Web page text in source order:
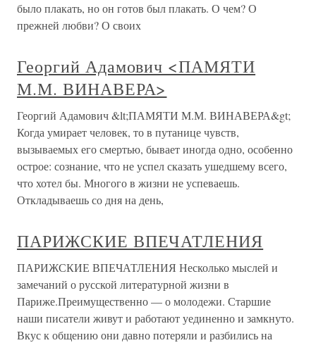
было плакать, но он готов был плакать. О чем? О
прежней любви? О своих
Георгий Адамович <ПАМЯТИ
М.М. ВИНАВЕРА>
Георгий Адамович &lt;ПАМЯТИ М.М. ВИНАВЕРА&gt;
Когда умирает человек, то в путанице чувств,
вызываемых его смертью, бывает иногда одно, особенно
острое: сознание, что не успел сказать ушедшему всего,
что хотел бы. Многого в жизни не успеваешь.
Откладываешь со дня на день,
ПАРИЖСКИЕ ВПЕЧАТЛЕНИЯ
ПАРИЖСКИЕ ВПЕЧАТЛЕНИЯ Несколько мыслей и
замечаний о русской литературной жизни в
Париже.Преимущественно — о молодежи. Старшие
наши писатели живут и работают уединенно и замкнуто.
Вкус к общению они давно потеряли и разбились на